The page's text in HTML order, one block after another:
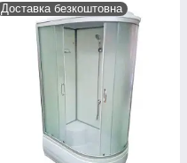
Доставка безкоштовна